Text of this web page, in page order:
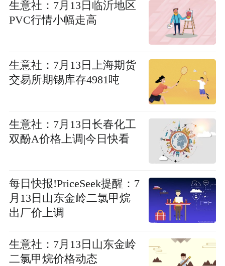
生意社：7月13日临沂地区
PVC行情小幅走高
生意社：7月13日上海期货
交易所期锡库存4981吨
生意社：7月13日长春化工
双酚A价格上调|今日快看
每日快报!PriceSeek提醒：7
月13日山东金岭二氯甲烷
出厂价上调
生意社：7月13日山东金岭
二氯甲烷价格动态